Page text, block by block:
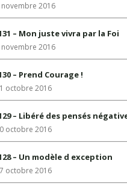
novembre 2016
– Mon juste vivra par la Foi
novembre 2016
– Prend Courage !
octobre 2016
– Libéré des pensés
octobre 2016
– Un modèle d exception
octobre 2016